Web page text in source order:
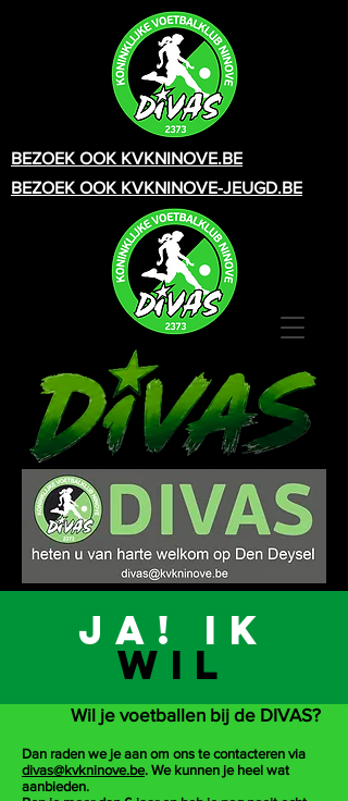
BEZOEK OOK KVKNINOVE.BE
BEZOEK OOK KVKNINOVE-JEUGD.BE
Trots op ons verleden. Klaar voor de
toekomst.
JA! IK
WIL
Wil je voetballen bij de DIVAS?
Dan raden we je aan om ons te contacteren via
divas@kvkninove.be. We kunnen je heel wat
aanbieden.